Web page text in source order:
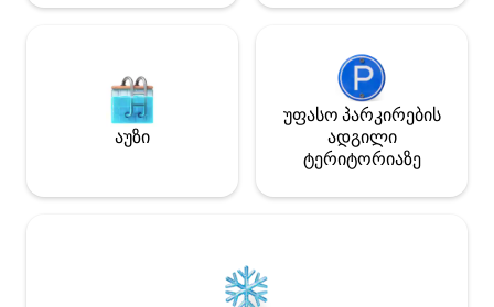
აუზი
უფასო პარკირების
ადგილი
ტერიტორიაზე